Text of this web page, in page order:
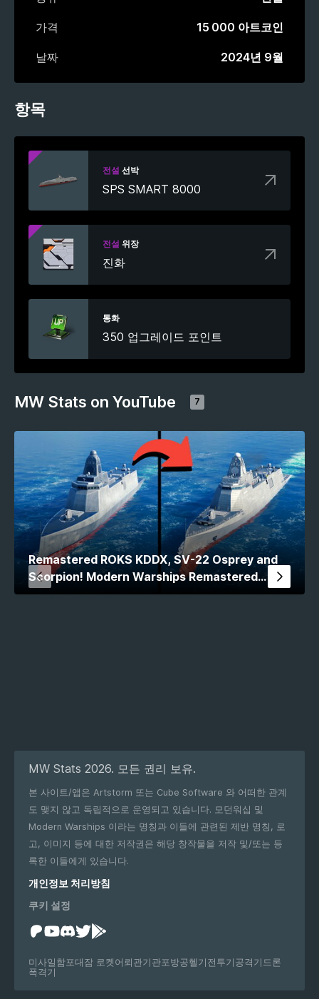
가격 15 000 아트코인
날짜 2024년 9월
항목
전설 선박
SPS SMART 8000
전설 위장
진화
통화
350 업그레이드 포인트
MW Stats on YouTube 7
Remastered ROKS KDDX, SV-22 Osprey and
Scorpion! Modern Warships Remastered
Comparison
MW Stats 2026. 모든 권리 보유.
본 사이트/앱은 Artstorm 또는 Cube Software 와 어떠한 관계
도 맺지 않고 독립적으로 운영되고 있습니다. 모던워십 및
Modern Warships 이라는 명칭과 이들에 관련된 제반 명칭, 로
고, 이미지 등에 대한 저작권은 해당 창작물을 저작 및/또는 등
록한 이들에게 있습니다.
개인정보 처리방침
쿠키 설정
미사일함포대잠 로켓어뢰관기관포방공헬기전투기공격기 드론
폭격기